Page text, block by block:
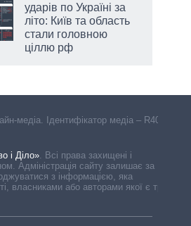
ударів по Україні за
літо: Київ та область
стали головною
ціллю рф
медіа. Ідентифікатор медіа – R40-
і Діло» Всі права захищені і
Адміністрація сайту залишає за
з інформацією, яка
власниками або авторами якої є треті